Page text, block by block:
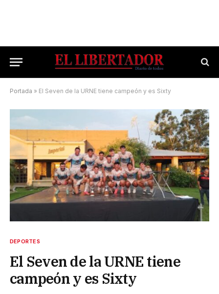
Portada » El Seven de la URNE tiene campeón y es Sixty
DEPORTES
El Seven de la URNE tiene
campeón y es Sixty